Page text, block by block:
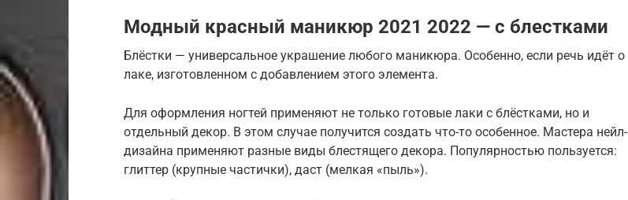
Модный красный маникюр 2021 2022 — с блестками
Блёстки — универсальное украшение любого маникюра. Особенно, если речь идёт о
лаке, изготовленном с добавлением этого элемента.
Для оформления ногтей применяют не только готовые лаки с блёстками, но и
отдельный декор. В этом случае получится создать что-то особенное. Мастера нейл-
дизайна применяют разные виды блестящего декора. Популярностью пользуется:
глиттер (крупные частички), даст (мелкая «пыль»).